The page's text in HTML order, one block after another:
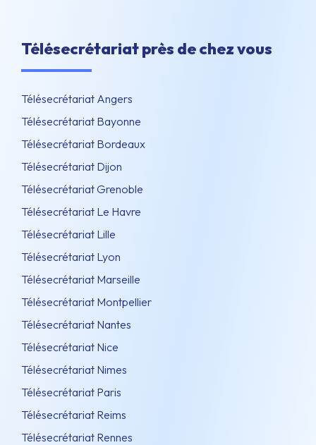
Télésecrétariat près de chez vous
Télésecrétariat Angers
Télésecrétariat Bayonne
Télésecrétariat Bordeaux
Télésecrétariat Dijon
Télésecrétariat Grenoble
Télésecrétariat Le Havre
Télésecrétariat Lille
Télésecrétariat Lyon
Télésecrétariat Marseille
Télésecrétariat Montpellier
Télésecrétariat Nantes
Télésecrétariat Nice
Télésecrétariat Nimes
Télésecrétariat Paris
Télésecrétariat Reims
Télésecrétariat Rennes